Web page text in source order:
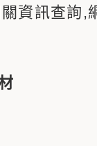
資訊查詢,